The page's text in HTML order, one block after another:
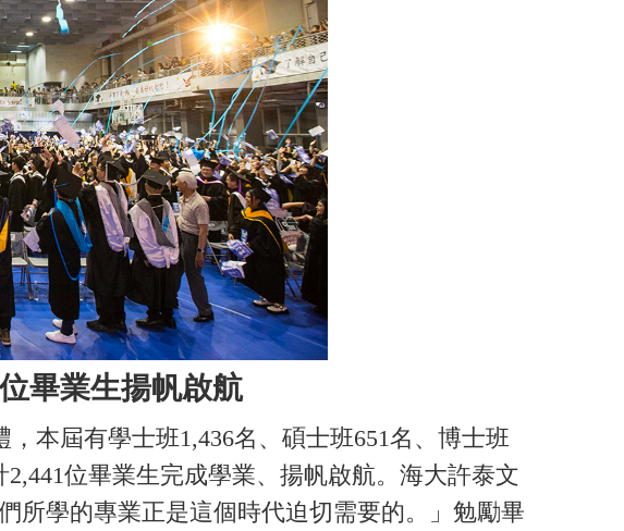
畢業生揚帆啟航
本屆有學士班1,436名、碩士班651名、博士班
位畢業生完成學業、揚帆啟航。海大許泰文
所學的專業正是這個時代迫切需要的。」勉勵畢